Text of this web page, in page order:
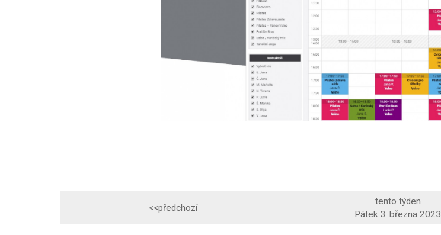
<<předchozí
tento týden
Pátek 3. března 2023